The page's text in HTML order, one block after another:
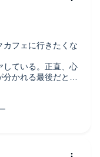
フェに行きたくな
している。正直、心
かれる最後だと思
伝えられる関係な
うなと思うし。で